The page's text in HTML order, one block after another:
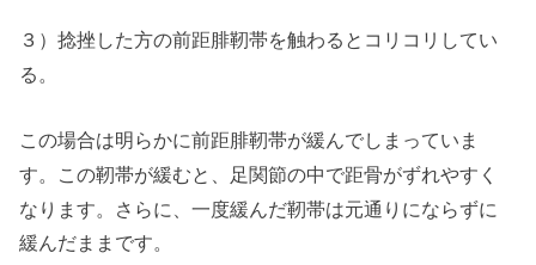
３）捻挫した方の前距腓靭帯を触わると コリコリしてい
る。
この場合は明らかに前距腓靭帯が緩んでしまっていま
す。 この靭帯が緩むと、 足関節の中で距骨がずれやすく
なります。さらに、一度緩んだ靭帯は元通りにならずに
緩んだままです。